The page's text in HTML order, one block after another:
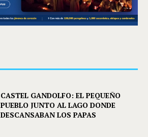
CASTEL GANDOLFO: EL PEQUEÑO
PUEBLO JUNTO AL LAGO DONDE
DESCANSABAN LOS PAPAS